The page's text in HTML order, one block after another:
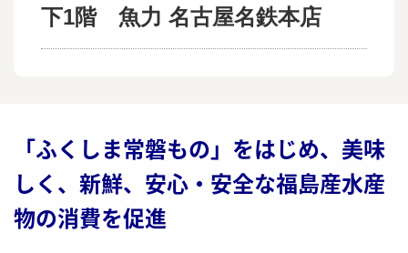
下1階 魚力 名古屋名鉄本店
「ふくしま常磐もの」をはじめ、美味
しく、新鮮、安心・安全な福島産水産
物の消費を促進